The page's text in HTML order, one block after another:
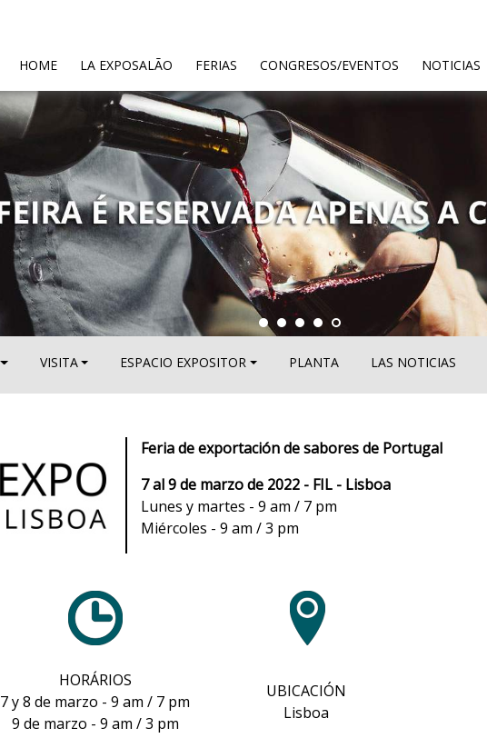
HOME(CURRENT)
LA EXPOSALÃO FERIAS CONGRESOS/EVENTOS NOTICIAS
VISITA ESPACIO EXPOSITOR PLANTA LAS NOTICIAS
Feria de exportación de sabores de Portugal
7 al 9 de marzo de 2022 - FIL - Lisboa
Lunes y martes - 9 am / 7 pm
Miércoles - 9 am / 3 pm
HORÁRIOS
7 y 8 de marzo - 9 am / 7 pm
9 de marzo - 9 am / 3 pm
UBICACIÓN
Lisboa